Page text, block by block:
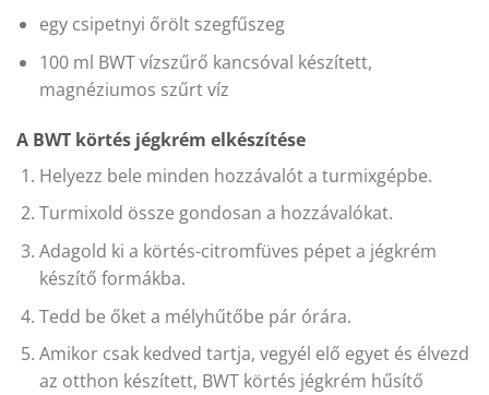
egy csipetnyi őrölt szegfűszeg
100 ml BWT vízszűrő kancsóval készített,
magnéziumos szűrt víz
A BWT körtés jégkrém elkészítése
Helyezz bele minden hozzávalót a turmixgépbe.
Turmixold össze gondosan a hozzávalókat.
Adagold ki a körtés-citromfüves pépet a jégkrém
készítő formákba.
Tedd be őket a mélyhűtőbe pár órára.
Amikor csak kedved tartja, vegyél elő egyet és élvezd
az otthon készített, BWT körtés jégkrém hűsítő